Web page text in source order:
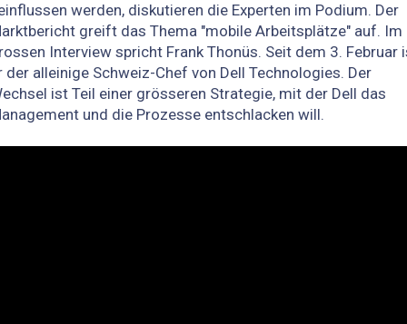
werden, diskutieren die Experten im Podium. Der
greift das Thema "mobile Arbeitsplätze" auf. Im
Interview spricht Frank Thonüs. Seit dem 3. Februar
der alleinige Schweiz-Chef von Dell Technologies. Der
ist Teil einer grösseren Strategie, mit der Dell das
und die Prozesse entschlacken will.